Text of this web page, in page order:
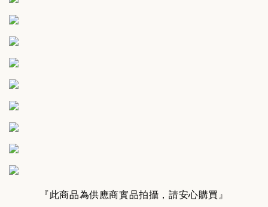
『此商品為供應商實品拍攝，請安心購買』